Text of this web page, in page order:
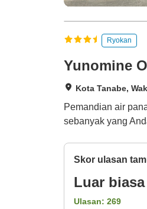
Ryokan
Yunomine
Kota Tanabe,
Pemandian air
sebanyak yang
Skor ulasan
Luar biasa
Ulasan: 269